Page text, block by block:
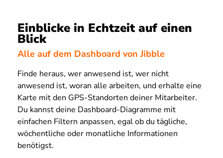
Einblicke in Echtzeit auf einen
Blick
Alle auf dem Dashboard von Jibble
Finde heraus, wer anwesend ist, wer nicht
anwesend ist, woran alle arbeiten, und erhalte eine
Karte mit den GPS-Standorten deiner Mitarbeiter.
Du kannst deine Dashboard-Diagramme mit
einfachen Filtern anpassen, egal ob du tägliche,
wöchentliche oder monatliche Informationen
benötigst.